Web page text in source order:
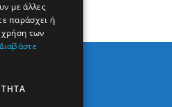
με άλλες
παράσχει ή
των
Διαβάστε